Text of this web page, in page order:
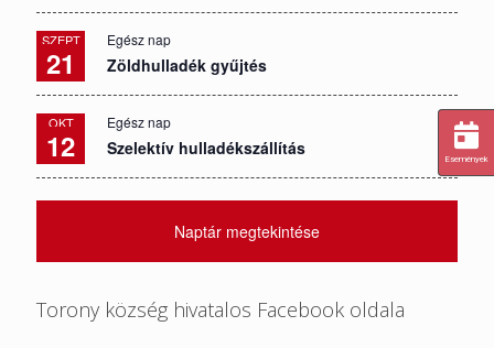
SZEPT
21
Egész nap
Zöldhulladék gyűjtés
OKT
12
Egész nap
Szelektív hulladékszállítás
Naptár megtekintése
Torony község hivatalos Facebook oldala
Események